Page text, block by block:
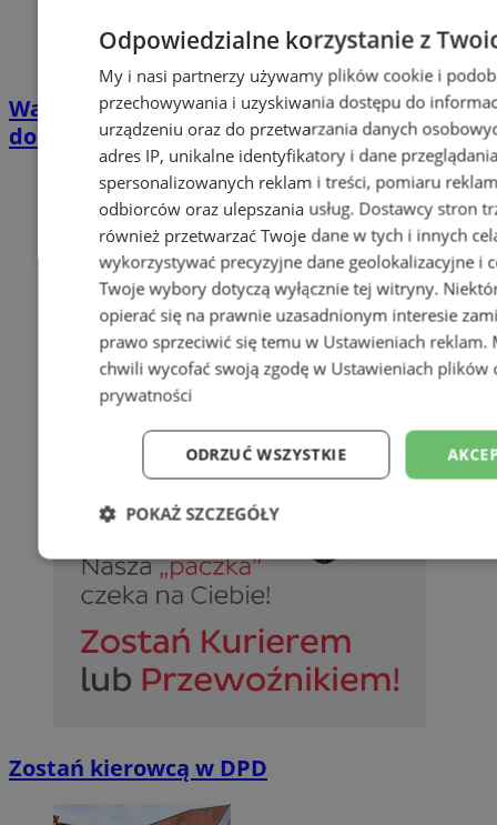
Wakacyjny wypoczynek nad Bałtykiem w
domkach Szmaragdowe Morze
Zostań kierowcą w DPD
Odpowiedzialne korzystanie z
My i nasi partnerzy używamy plików cookie i
przechowywania i uzyskiwania dostępu do
urządzeniu oraz do przetwarzania danych
adres IP, unikalne identyfikatory i dane
spersonalizowanych reklam i treści, pomiaru
odbiorców oraz ulepszania usług. Dostawcy stron
również przetwarzać Twoje dane w tych i innych
wykorzystywać precyzyjne dane geolokalizacyjne i
Twoje wybory dotyczą wyłącznie tej witryny.
opierać się na prawnie uzasadnionym interesie
prawo sprzeciwić się temu w Ustawieniach reklam.
chwili wycofać swoją zgodę w Ustawieniach plików
prywatności
ODRZUĆ WSZYSTKIE
POKAŻ SZCZEGÓŁY
Niezbędne Wydajność
Niesklasyfikowane
Wydajność